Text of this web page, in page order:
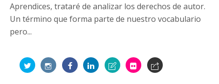
Aprendices, trataré de analizar los derechos de autor.
Un término que forma parte de nuestro vocabulario
pero...